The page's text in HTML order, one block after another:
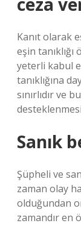
Kanıt olarak
eşin
yeterli kabul
tanıklığına
sınırlıdır ve
Sanık
Şüpheli ve
zaman olay
olduğundan
zamandır en